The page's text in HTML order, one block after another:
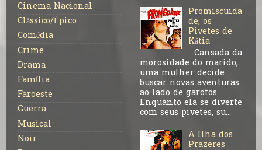
Cinema Nacional
Clássico/Épico
Comédia
Crime
Drama
Família
Faroeste
Guerra
Musical
Noir
Promiscuida
de, os
Pivetes de
Kátia
Cansada da
morosidade do marido,
uma mulher decide
buscar novas aventuras
ao lado de garotos.
Enquanto ela se diverte
com seus pivetes, su...
A Ilha dos
Prazeres